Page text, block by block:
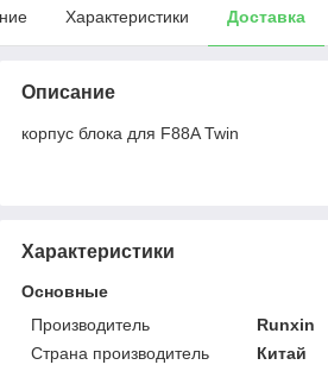
Характеристики Доставка
Описание
корпус блока для F88A Twin
Характеристики
Основные
Производитель
Runxin
Страна производитель
Китай